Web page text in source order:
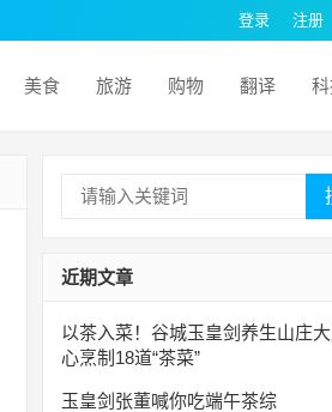
登录 注册
美食 旅游 购物 翻译
近期文章
以茶入菜！谷城玉皇剑养生山庄
心烹制18道“茶菜”
玉皇剑张董喊你吃端午茶综